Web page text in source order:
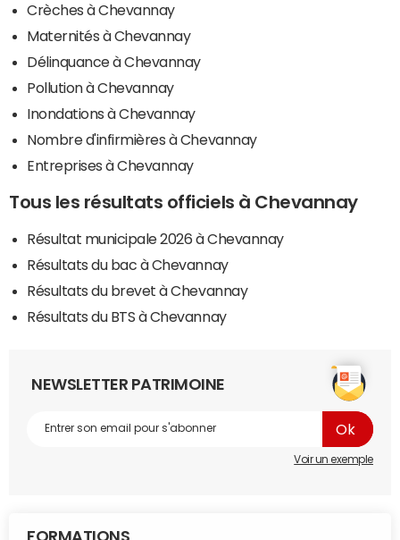
Crèches à Chevannay
Maternités à Chevannay
Délinquance à Chevannay
Pollution à Chevannay
Inondations à Chevannay
Nombre d'infirmières à Chevannay
Entreprises à Chevannay
Tous les résultats officiels à Chevannay
Résultat municipale 2026 à Chevannay
Résultats du bac à Chevannay
Résultats du brevet à Chevannay
Résultats du BTS à Chevannay
NEWSLETTER PATRIMOINE
Voir un exemple
FORMATIONS